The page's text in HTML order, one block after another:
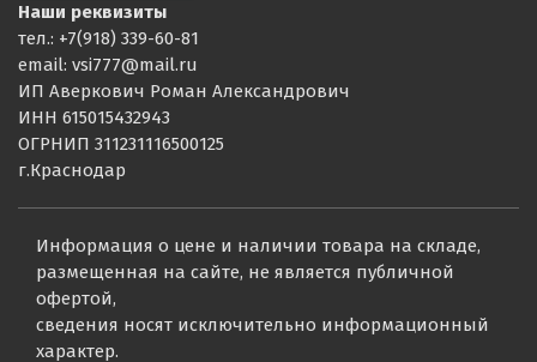
Наши реквизиты
тел.: +7(918) 339-60-81
email: vsi777@mail.ru
ИП Аверкович Роман Александрович
ИНН 615015432943
ОГРНИП 311231116500125
г.Краснодар
Информация о цене и наличии товара на складе,
размещенная на сайте, не является публичной
офертой,
сведения носят исключительно информационный
характер.